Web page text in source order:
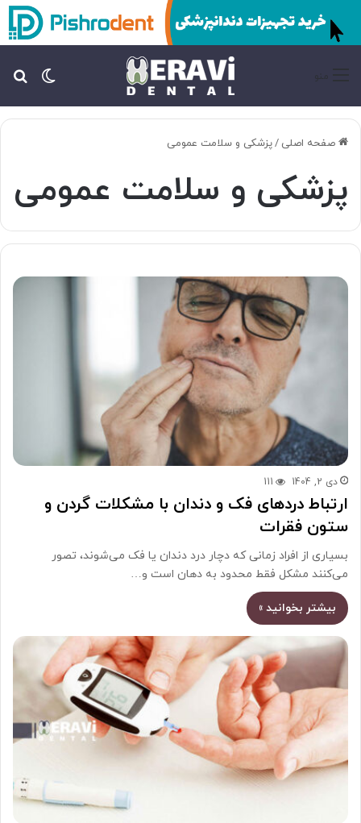
منو
صفحه اصلی /پزشکی و سلامت عمومی
پزشکی و سلامت عمومی
دی 2, 1404 111
ارتباط دردهای فک و دندان با مشکلات گردن و
ستون فقرات
بسیاری از افراد زمانی که دچار درد دندان یا فک می‌شوند، تصور
می‌کنند مشکل فقط محدود به دهان است و…
بیشتر بخوانید »